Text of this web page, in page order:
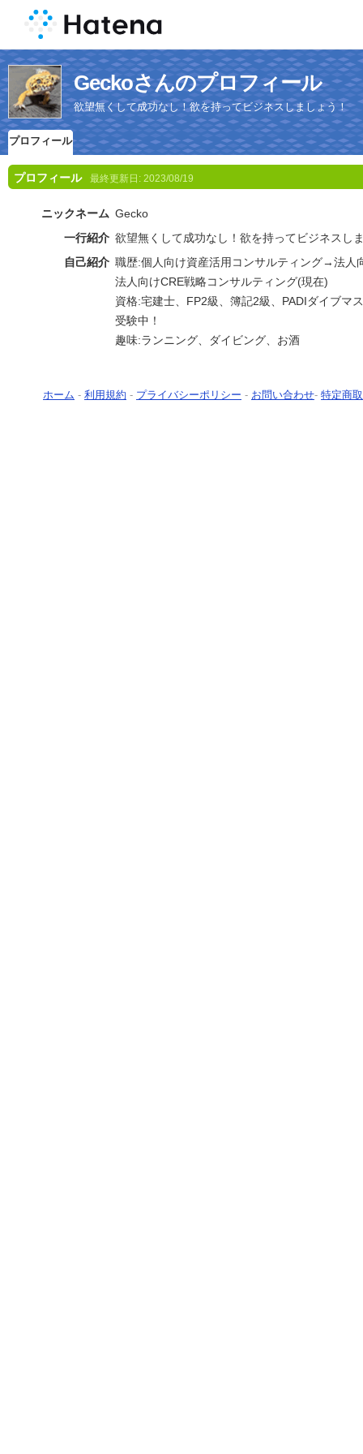
Geckoさんのプロフィール
欲望無くして成功なし！欲を持ってビジネスしましょう！
プロフィール
プロフィール 最終更新日: 2023/08/19
ニックネーム Gecko
一行紹介 欲望無くして成功なし！欲を持ってビジネスし
自己紹介 職歴:個人向け資産活用コンサルティング→法
法人向けCRE戦略コンサルティング(現在)
資格:宅建士、FP2級、簿記2級、PADIダイブマ
受験中！
趣味:ランニング、ダイビング、お酒
ホーム - 利用規約 - プライバシーポリシー - お問い合わせ- 特定商